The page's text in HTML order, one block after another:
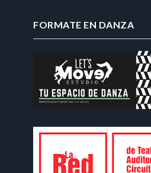
FORMATE EN DANZA